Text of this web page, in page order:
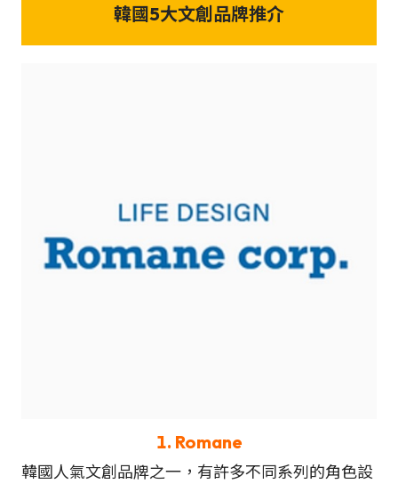
韓國5大文創品牌推介
1. Romane
韓國人氣文創品牌之一，有許多不同系列的角色設